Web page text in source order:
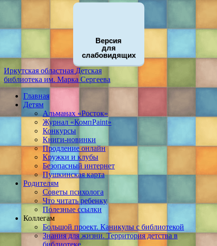
Версия
для
слабовидящих
Иркутская областная Детская
библиотека им. Марка Сергеева
Главная
Детям
Альманах «Росток»
Журнал «КомпPaint»
Конкурсы
Книги-новинки
Продление онлайн
Кружки и клубы
Безопасный интернет
Пушкинская карта
Родителям
Советы психолога
Что читать ребенку
Полезные ссылки
Коллегам
Большой проект. Каникулы с библиотекой
Знания для жизни. Территория детства в
библиотеке